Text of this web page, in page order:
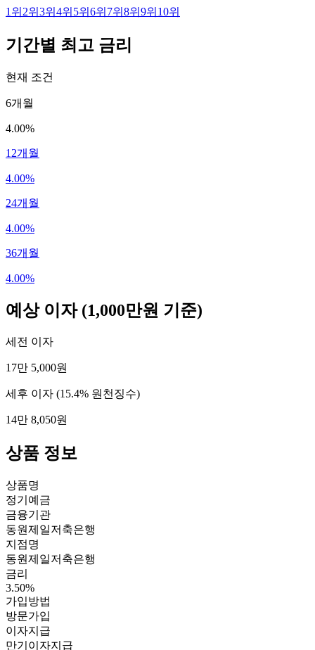
1 위 2위 3위 4위 5위 6위 7위 8위 9위 10위
기간별 최고 금리
현재 조건
6개월
4.00%
12개월
4.00%
24개월
4.00%
36개월
4.00%
예상 이자 (1,000만원 기준)
세전 이자
17만 5,000원
세후 이자 (15.4% 원천징수)
14만 8,050원
상품 정보
상품명
정기예금
금융기관
동원제일저축은행
지점명
동원제일저축은행
금리
3.50%
가입방법
방문가입
이자지급
만기이자지급